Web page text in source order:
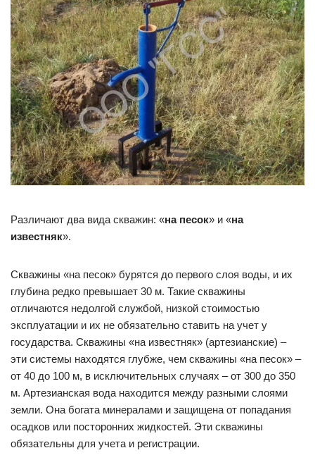
Различают два вида скважин: «на песок» и «на
известняк».
Скважины «на песок» бурятся до первого слоя воды, и их
глубина редко превышает 30 м. Такие скважины
отличаются недолгой службой, низкой стоимостью
эксплуатации и их не обязательно ставить на учет у
государства. Скважины «на известняк» (артезианские) –
эти системы находятся глубже, чем скважины «на песок» –
от 40 до 100 м, в исключительных случаях – от 300 до 350
м. Артезианская вода находится между разными слоями
земли. Она богата минералами и защищена от попадания
осадков или посторонних жидкостей. Эти скважины
обязательны для учета и регистрации.